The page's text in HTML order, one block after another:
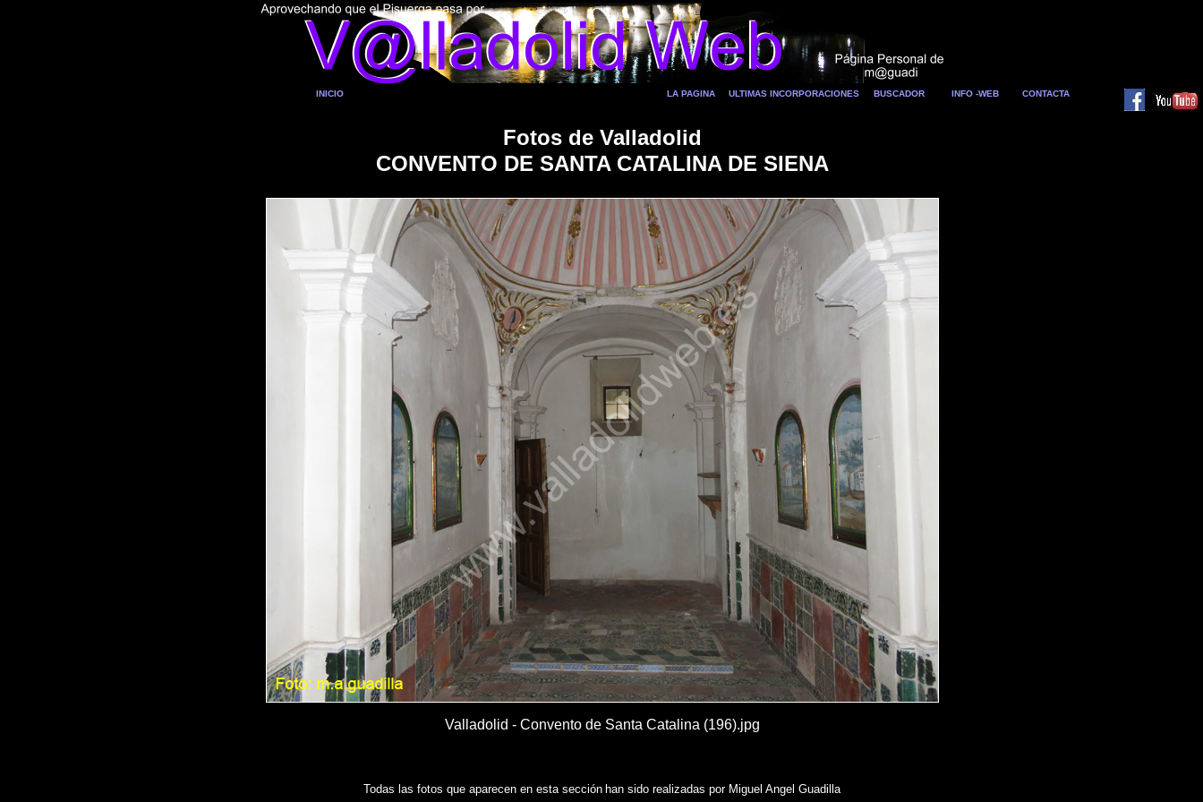
INICIO LA PAGINA ULTIMAS INCORPORACIONES BUSCADOR INFO -WEB CONTACTA
Fotos de Valladolid
CONVENTO DE SANTA CATALINA DE SIENA
Valladolid - Convento de Santa Catalina (196).jpg
Todas las fotos que aparecen en esta sección han sido realizadas por Miguel Angel Guadilla